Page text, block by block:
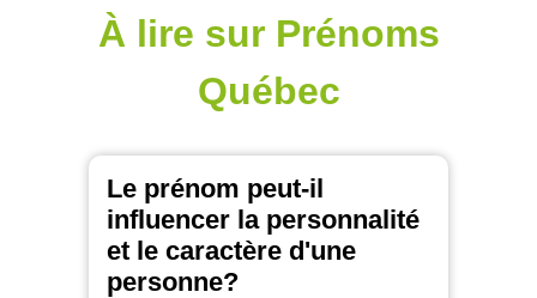
À lire sur Prénoms
Québec
Le prénom peut-il
influencer la personnalité
et le caractère d'une
personne?